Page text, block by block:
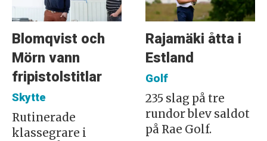
Blomqvist och
Mörn vann
fripistolstitlar
Skytte
Rutinerade
klassegrare i
Rajamäki åtta i
Estland
Golf
235 slag på tre
rundor blev saldot
på Rae Golf.